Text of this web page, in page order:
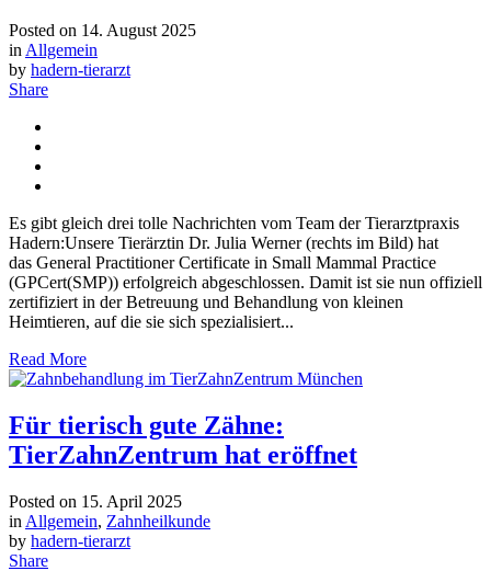
Posted on 14. August 2025
in Allgemein
by hadern-tierarzt
Share
Es gibt gleich drei tolle Nachrichten vom Team der Tierarztpraxis
Hadern:Unsere Tierärztin Dr. Julia Werner (rechts im Bild) hat
das General Practitioner Certificate in Small Mammal Practice
(GPCert(SMP)) erfolgreich abgeschlossen. Damit ist sie nun offiziell
zertifiziert in der Betreuung und Behandlung von kleinen
Heimtieren, auf die sie sich spezialisiert...
Read More
Für tierisch gute Zähne:
TierZahnZentrum hat eröffnet
Posted on 15. April 2025
in Allgemein, Zahnheilkunde
by hadern-tierarzt
Share